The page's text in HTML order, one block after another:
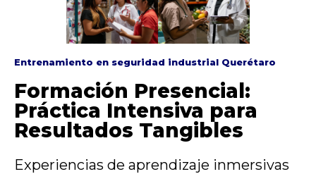
Entrenamiento en seguridad industrial Querétaro
Formación Presencial:
Práctica Intensiva para
Resultados Tangibles
Experiencias de aprendizaje inmersivas